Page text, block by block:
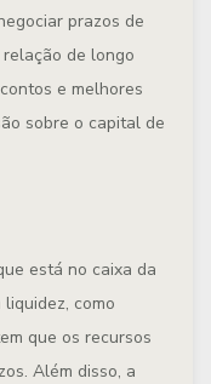
prazos de
de longo
e melhores
sobre o capital de
está no caixa da
como
que os recursos
Além disso, a